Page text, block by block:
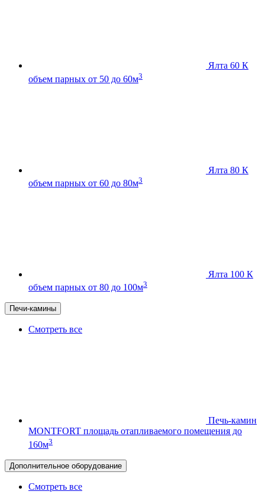
Ялта 60 К
объем парных от 50 до 60м3
Ялта 80 К
объем парных от 60 до 80м3
Ялта 100 К
объем парных от 80 до 100м3
Печи-камины
Смотреть все
Печь-камин
MONTFORT площадь отапливаемого помещения до
160м3
Дополнительное оборудование
Смотреть все